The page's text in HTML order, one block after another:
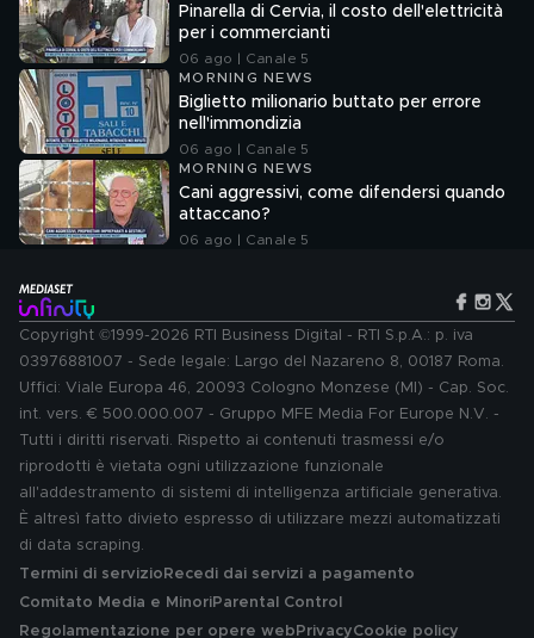
Pinarella di Cervia, il costo dell'elettricità
per i commercianti
06 ago | Canale 5
MORNING NEWS
Biglietto milionario buttato per errore
nell'immondizia
06 ago | Canale 5
MORNING NEWS
Cani aggressivi, come difendersi quando
attaccano?
06 ago | Canale 5
Copyright ©1999-2026 RTI Business Digital - RTI S.p.A.: p. iva
03976881007 - Sede legale: Largo del Nazareno 8, 00187 Roma.
Uffici: Viale Europa 46, 20093 Cologno Monzese (MI) - Cap. Soc.
int. vers. € 500.000.007 - Gruppo MFE Media For Europe N.V. -
Tutti i diritti riservati. Rispetto ai contenuti trasmessi e/o
riprodotti è vietata ogni utilizzazione funzionale
all'addestramento di sistemi di intelligenza artificiale generativa.
È altresì fatto divieto espresso di utilizzare mezzi automatizzati
di data scraping.
Termini di servizio Recedi dai servizi a pagamento
Comitato Media e MinoriParental Control
Regolamentazione per opere web PrivacyCookie policy